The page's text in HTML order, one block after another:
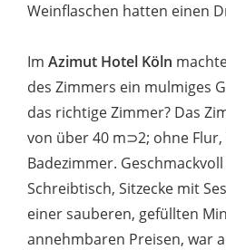
Weinflaschen hatten einen
Im Azimut Hotel Köln
des Zimmers ein mulmiges
das richtige Zimmer? Das
von über 40 m⊃2; ohne
Badezimmer.
Schreibtisch, Sitzecke mit
einer sauberen, gefüllten
annehmbaren Preisen, war